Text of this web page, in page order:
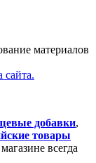
материалов
сайта.
добавки,
товары
всегда